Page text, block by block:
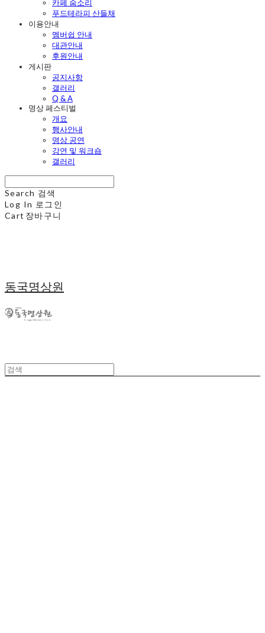
카페 숨소리
푸드테라피 산들채
이용안내
멤버쉽 안내
대관안내
후원안내
게시판
공지사항
갤러리
Q & A
명상 페스티벌
개요
행사안내
명상 공연
강연 및 워크숍
갤러리
Search 검색
Log In 로그인
Cart 장바구니
동국명상원